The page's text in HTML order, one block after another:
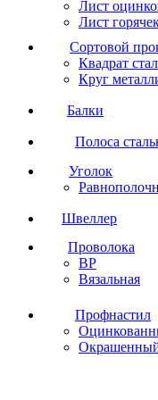
Лист
Лист
Сортовой
Квадрат
Круг
Балки
Полоса
Уголок
Швеллер
Проволока
ВР
Вязальная
Профнастил